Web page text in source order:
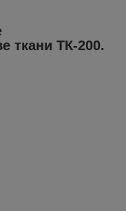
ткани ТК-200.